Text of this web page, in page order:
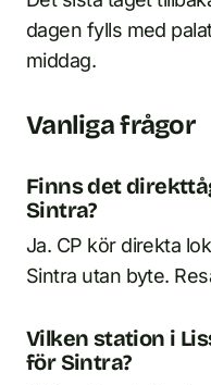
dagen fylls med
middag.
Vanliga frågor
Finns det
Sintra?
Ja. CP kör direkta
Sintra utan byte.
Vilken station i
för Sintra?